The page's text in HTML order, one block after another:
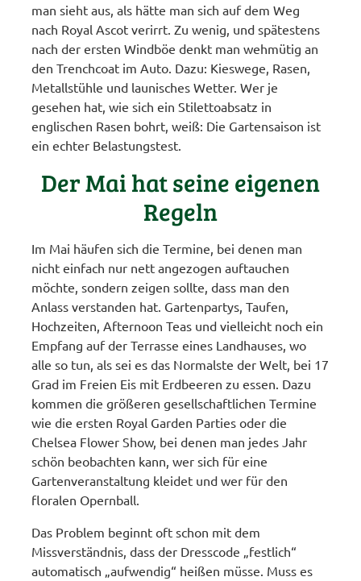
man sieht aus, als hätte man sich auf dem Weg
nach Royal Ascot verirrt. Zu wenig, und spätestens
nach der ersten Windböe denkt man wehmütig an
den Trenchcoat im Auto. Dazu: Kieswege, Rasen,
Metallstühle und launisches Wetter. Wer je
gesehen hat, wie sich ein Stilettoabsatz in
englischen Rasen bohrt, weiß: Die Gartensaison ist
ein echter Belastungstest.
Der Mai hat seine eigenen
Regeln
Im Mai häufen sich die Termine, bei denen man
nicht einfach nur nett angezogen auftauchen
möchte, sondern zeigen sollte, dass man den
Anlass verstanden hat. Gartenpartys, Taufen,
Hochzeiten, Afternoon Teas und vielleicht noch ein
Empfang auf der Terrasse eines Landhauses, wo
alle so tun, als sei es das Normalste der Welt, bei 17
Grad im Freien Eis mit Erdbeeren zu essen. Dazu
kommen die größeren gesellschaftlichen Termine
wie die ersten Royal Garden Parties oder die
Chelsea Flower Show, bei denen man jedes Jahr
schön beobachten kann, wer sich für eine
Gartenveranstaltung kleidet und wer für den
floralen Opernball.
Das Problem beginnt oft schon mit dem
Missverständnis, dass der Dresscode „festlich“
automatisch „aufwendig“ heißen müsse. Muss es